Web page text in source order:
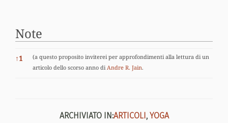
Note
Note
↑1
(a questo proposito inviterei per approfondimenti alla lettura di un
articolo dello scorso anno di Andre R. Jain.
ARCHIVIATO IN:ARTICOLI, YOGA